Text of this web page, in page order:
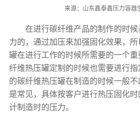
来源：山东鑫泰鑫压力容器
在进行碳纤维产品的制作的时候
力的，通过加压来加强固化效果，
罐在进行工作的时候所需要的一个
纤维热压罐定制的时候也需要进行
的碳纤维热压罐在制造的时候一般
是常见，具体按客户进行热压固化
计制造时的压力。